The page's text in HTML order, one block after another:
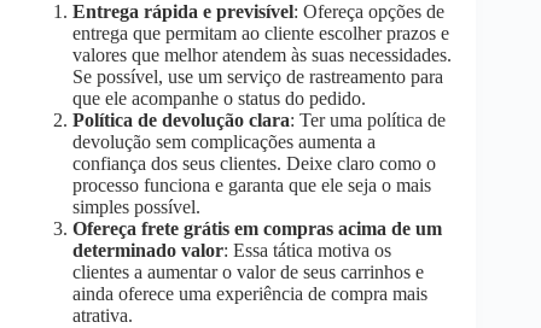
Entrega rápida e previsível: Ofereça opções de
entrega que permitam ao cliente escolher prazos e
valores que melhor atendem às suas necessidades.
Se possível, use um serviço de rastreamento para
que ele acompanhe o status do pedido.
Política de devolução clara: Ter uma política de
devolução sem complicações aumenta a
confiança dos seus clientes. Deixe claro como o
processo funciona e garanta que ele seja o mais
simples possível.
Ofereça frete grátis em compras acima de um
determinado valor: Essa tática motiva os
clientes a aumentar o valor de seus carrinhos e
ainda oferece uma experiência de compra mais
atrativa.